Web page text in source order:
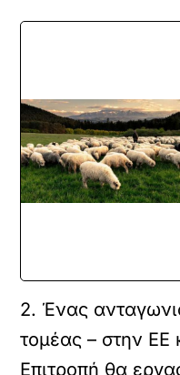
2. Ένας
τομέας – στην ΕΕ
Επιτροπή θα